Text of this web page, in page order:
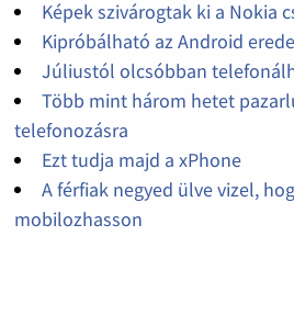
Képek szivárogtak ki a Nokia
Kipróbálható az Android
Júliustól olcsóbban
Több mint három hetet
telefonozásra
Ezt tudja majd a xPhone
A férfiak negyed ülve vizel,
mobilozhasson